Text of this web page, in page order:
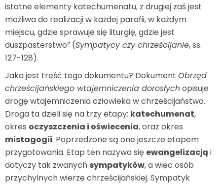
istotne elementy katechumenatu, z drugiej zaś jest
możliwa do realizacji w każdej parafii, w każdym
miejscu, gdzie sprawuje się liturgię, gdzie jest
duszpasterstwo” (Sympatycy czy chrześcijanie, ss.
127-128).
Jaka jest treść tego dokumentu? Dokument Obrzęd
chrześcijańskiego wtajemniczenia dorosłychopisuje
drogę wtajemniczenia człowieka w chrześcijaństwo.
Droga ta dzieli się na trzy etapy: katechumenat,
okres oczyszczenia i oświecenia, oraz okres
mistagogii. Poprzedzone są one jeszcze etapem
przygotowania. Etap ten nazywa się ewangelizacją i
dotyczy tak zwanych sympatyków, a więc osób
przychylnych wierze chrześcijańskiej. Sympatyk